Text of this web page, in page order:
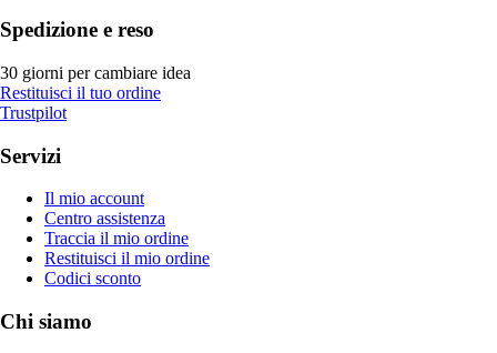
Spedizione e reso
30 giorni per cambiare idea
Restituisci il tuo ordine
Trustpilot
Servizi
Il mio account
Centro assistenza
Traccia il mio ordine
Restituisci il mio ordine
Codici sconto
Chi siamo